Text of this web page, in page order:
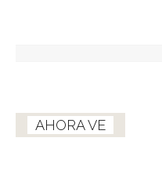
AHORA VE